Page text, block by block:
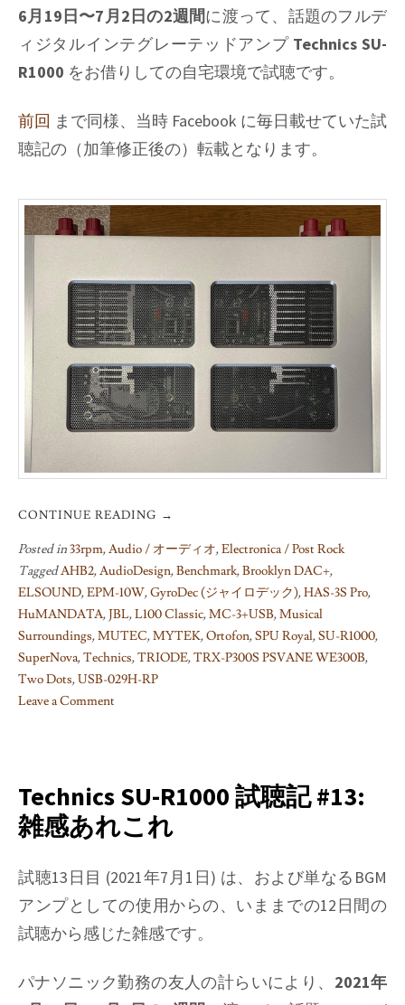
6月19日〜7月2日の2週間に渡って、話題のフルデ
ィジタルインテグレーテッドアンプ Technics SU-
R1000 をお借りしての自宅環境で試聴です。
前回 まで同様、当時 Facebook に毎日載せていた試
聴記の（加筆修正後の）転載となります。
CONTINUE READING →
Posted in33rpm,Audio / オーディオ,Electronica / Post Rock
TaggedAHB2,AudioDesign,Benchmark,Brooklyn DAC+,
ELSOUND,EPM-10W,GyroDec (ジャイロデック),HAS-3S Pro,
HuMANDATA,JBL,L100 Classic,MC-3+USB,Musical
Surroundings,MUTEC,MYTEK,Ortofon,SPU Royal,SU-R1000,
SuperNova,Technics,TRIODE,TRX-P300S PSVANE WE300B,
Two Dots,USB-029H-RP
Leave a Comment
R1000
試
聴
#14:
総
論
と
日
Technics SU-R1000 試聴記 #13:
雑感あれこれ
試聴13日目 (2021年7月1日) は、および単なるBGM
アンプとしての使用からの、いままでの12日間の
試聴から感じた雑感です。
パナソニック勤務の友人の計らいにより、 2021年